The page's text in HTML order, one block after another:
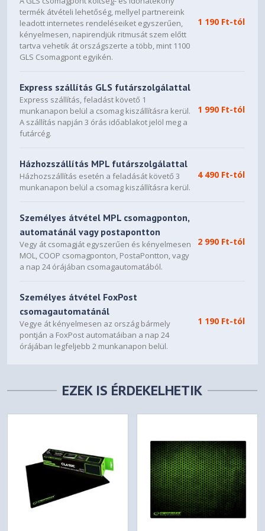
termék átvételi lehetőség, mellyel partnereink
leadott internetes rendeléseiket egyszerűen,
kényelmesen, napirendjük ritmusát szem előtt
tartva vehetik át országszerte a több, mint 1100
GLS Csomagpont egyikén.
1 190 Ft-tól
Express szállítás GLS futárszolgálattal
Express szállítás, feladást követő 1
munkanapon belül a csomag kiszállításra kerül.
A szállítás napján 3 órás időablakot jelöl meg a
futárcég.
1 990 Ft-tól
Házhozszállítás MPL futárszolgálattal
Házhozszállítás esetén a feladását követő 3
munkanapon belül a csomag kiszállításra kerül.
4 490 Ft-tól
Személyes átvétel MPL csomagponton,
automatánál vagy postapontton
Vegy át csomagját egyszerűen és kényelmesen
MOL, COOP csomagponton, PostaPontton, vagy
a nap 24 órájában csomagautomatából.
2 990 Ft-tól
Személyes átvétel FoxPost
csomagautomatánál
Vegye át kényelmesen az ország bármely
pontján a FoxPost automatáiban a nap 24
órájában legfeljebb 2 munkanapon belül.
1 190 Ft-tól
EZEK IS ÉRDEKELHETIK